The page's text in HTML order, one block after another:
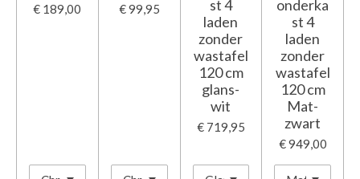
€ 189,00 € 99,95
st 4
laden
zonder
wastafel
120 cm
glans-
wit
€ 719,95
onderka
st 4
laden
zonder
wastafel
120 cm
Mat-
zwart
€ 949,00